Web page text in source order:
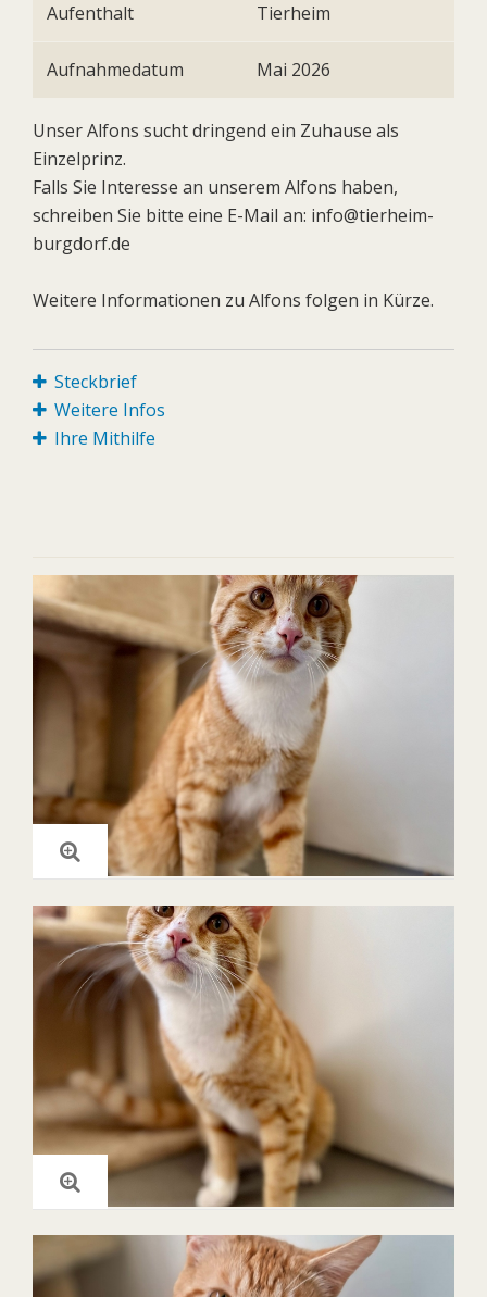
Aufenthalt Tierheim
Aufnahmedatum Mai 2026
Unser Alfons sucht dringend ein Zuhause als
Einzelprinz.
Falls Sie Interesse an unserem Alfons haben,
schreiben Sie bitte eine E-Mail an: info@tierheim-
burgdorf.de
Weitere Informationen zu Alfons folgen in Kürze.
Steckbrief
Weitere Infos
Ihre Mithilfe